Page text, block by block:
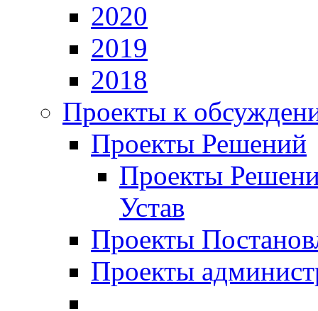
2020
2019
2018
Проекты к
Проекты Решений
Проекты
Устав
Проекты
Проекты